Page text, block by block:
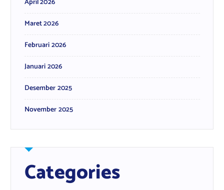
April 2026
Maret 2026
Februari 2026
Januari 2026
Desember 2025
November 2025
Categories